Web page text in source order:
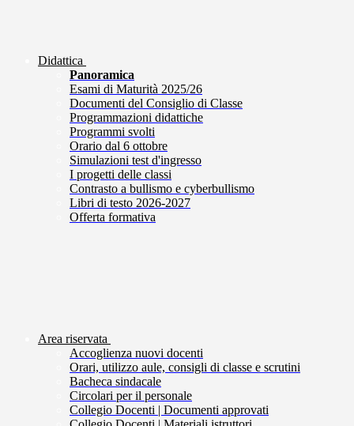
Didattica
Panoramica
Esami di Maturità 2025/26
Documenti del Consiglio di Classe
Programmazioni didattiche
Programmi svolti
Orario dal 6 ottobre
Simulazioni test d'ingresso
I progetti delle classi
Contrasto a bullismo e cyberbullismo
Libri di testo 2026-2027
Offerta formativa
Area riservata
Accoglienza nuovi docenti
Orari, utilizzo aule, consigli di classe e scrutini
Bacheca sindacale
Circolari per il personale
Collegio Docenti | Documenti approvati